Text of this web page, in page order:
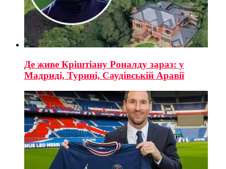
Де живе Кріштіану Роналду зараз: у
Мадриді, Турині, Саудівській Аравії